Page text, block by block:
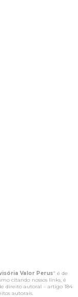
Valor Perus" é de
citando nossos links, é
direito autoral – artigo 184
autorais.